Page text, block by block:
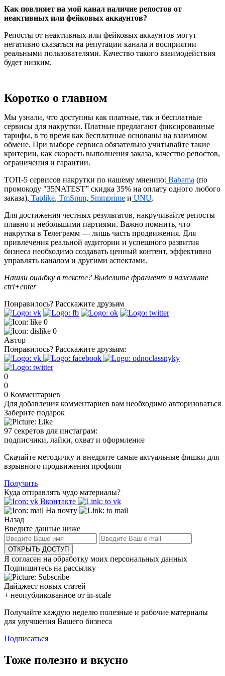
Как повлияет на мой канал наличие репостов от
неактивных или фейковых аккаунтов?
Репосты от неактивных или фейковых аккаунтов могут
негативно сказаться на репутации канала и восприятии
реальными пользователями. Качество такого взаимодействия
будет низким.
Коротко о главном
Мы узнали, что доступны как платные, так и бесплатные
сервисы для накрутки. Платные предлагают фиксированные
тарифы, в то время как бесплатные основаны на взаимном
обмене. При выборе сервиса обязательно учитывайте такие
критерии, как скорость выполнения заказа, качество репостов,
ограничения и гарантии.
ТОП-5 сервисов накрутки по нашему мнению: Babama (по
промокоду "35NATEST” скидка 35% на оплату одного любого
заказа), Taplike, TmSmm, Smmprime и UNU.
Для достижения честных результатов, накручивайте репосты
плавно и небольшими партиями. Важно помнить, что
накрутка в Телеграмм — лишь часть продвижения. Для
привлечения реальной аудитории и успешного развития
бизнеса необходимо создавать ценный контент, эффективно
управлять каналом и другими аспектами.
Нашли ошибку в тексте? Выделите фрагмент и нажмите
ctrl+enter
Понравилось? Расскажите друзьям
0
0
Автор
Понравилось? Расскажите друзьям:
0
0
0 Комментариев
Для добавления комментариев вам необходимо авторизоваться
Заберите подарок
97 секретов для инстаграм:
подписчики, лайки, охват и оформление
Скачайте методичку и внедрите самые актуальные фишки для
взрывного продвижения профиля
Получить
Куда отправлять чудо материалы?
Вконтакте
На почту
Назад
Введите данные ниже
ОТКРЫТЬ ДОСТУП
Я согласен на обработку моих персональных данных
Подпишитесь на рассылку
Дайджест новых статей
+ неопубликованное от in-scale
Получайте каждую неделю полезные и рабочие материалы
для улучшения Вашего бизнеса
Подписаться
Тоже полезно и вкусно